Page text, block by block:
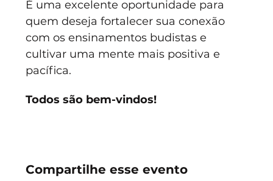
É uma excelente oportunidade para
quem deseja fortalecer sua conexão
com os ensinamentos budistas e
cultivar uma mente mais positiva e
pacífica.
Todos são bem-vindos!
Compartilhe esse evento